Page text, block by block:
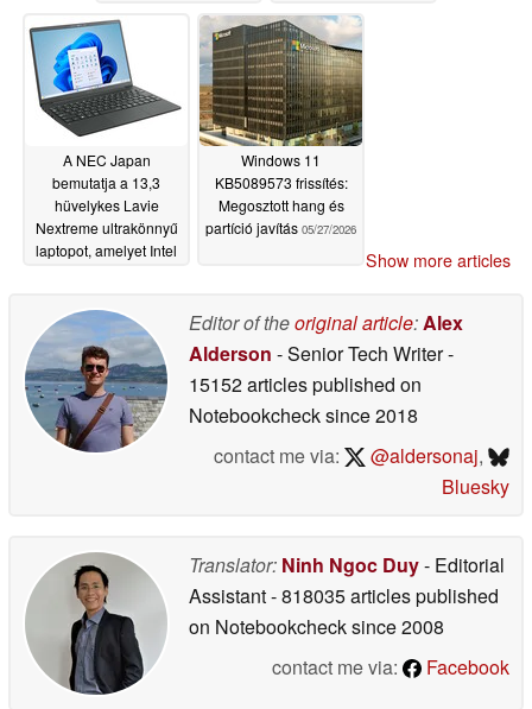
05/27/2026
05/27/2026
A NEC Japan
bemutatja a 13,3
hüvelykes Lavie
Nextreme ultrakönnyű
laptopot, amelyet Intel
Windows 11
KB5089573 frissítés:
Megosztott hang és
partíció javítás 05/27/2026
Show more articles
Editor of theoriginal article:Alex
Alderson - Senior Tech Writer-
15152 articles published on
Notebookchecksince 2018
contact me via:
@aldersonaj,
Bluesky
Translator: Ninh Ngoc Duy- Editorial
Assistant- 818035 articles published
on Notebookchecksince 2008
contact me via:
Facebook